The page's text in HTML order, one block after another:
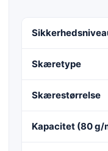
Skæretype
Skærestørrelse
Kapacitet (80 g/